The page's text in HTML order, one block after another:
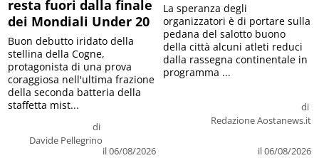
resta fuori dalla finale
dei Mondiali Under 20
di
Davide Pellegrino
il 06/08/2026
Buon debutto iridato della
stellina della Cogne,
protagonista di una prova
coraggiosa nell'ultima frazione
della seconda batteria della
staffetta mist...
di
Redazione Aostanews.it
il 06/08/2026
La speranza degli
organizzatori è di portare sulla
pedana del salotto buono
della città alcuni atleti reduci
dalla rassegna continentale in
programma ...